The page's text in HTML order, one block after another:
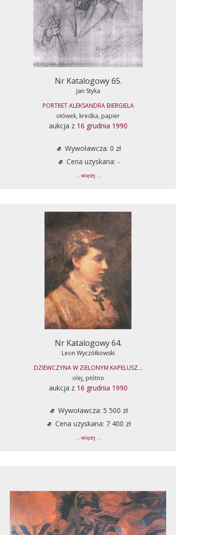
Nr Katalogowy 65.
Jan Styka
PORTRET ALEKSANDRA BIERGIELA
ołówek, kredka, papier
aukcja z 16 grudnia 1990
Wywoławcza: 0 zł
Cena uzyskana: -
... więcej ...
Nr Katalogowy 64.
Leon Wyczółkowski
DZIEWCZYNA W ZIELONYM KAPELUSZ...
olej, płótno
aukcja z 16 grudnia 1990
Wywoławcza: 5 500 zł
Cena uzyskana: 7 400 zł
... więcej ...